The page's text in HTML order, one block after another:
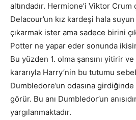
altındadır. Hermione’i Viktor Crum
Delacour’un kız kardeşi hala
çıkarmak ister ama sadece birini
Potter ne yapar eder sonunda
Bu yüzden 1. olma şansını yitirir
kararıyla Harry’nin bu tutumu
Dumbledore’un odasına girdiğinde
görür. Bu anı Dumbledor’un
yargılanmaktadır.